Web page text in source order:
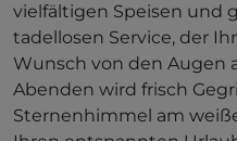
vielfältigen Speisen und
tadellosen Service, der
Wunsch von den Augen
Abenden wird frisch
Sternenhimmel am